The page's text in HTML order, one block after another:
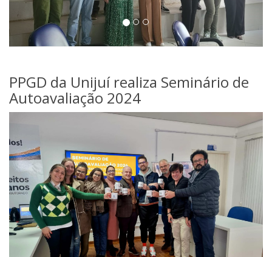
PPGD da Unijuí realiza Seminário de
Autoavaliação 2024